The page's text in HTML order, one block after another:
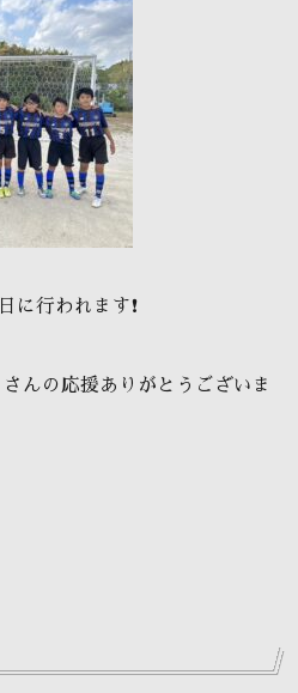
に行われます❗️
んの応援ありがとうございま